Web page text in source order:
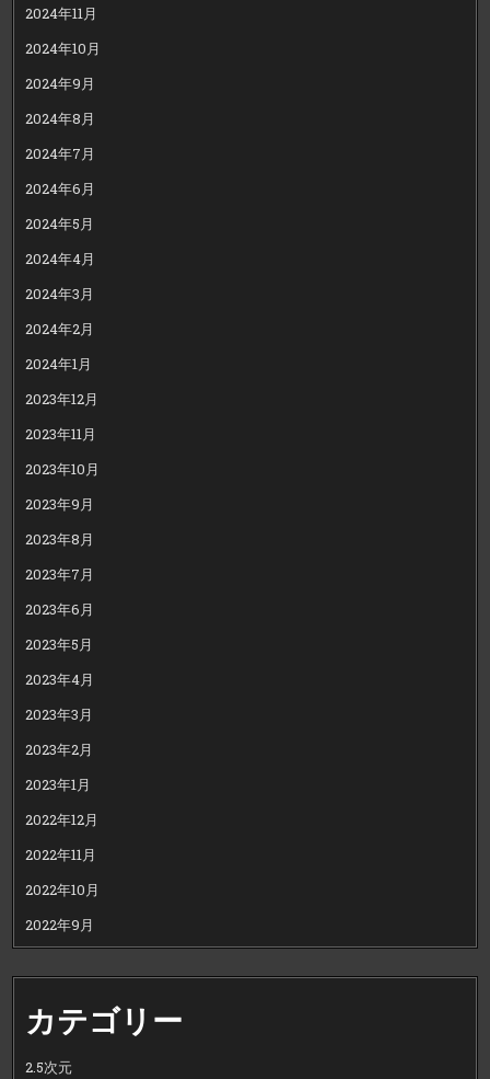
2024年11月
2024年10月
2024年9月
2024年8月
2024年7月
2024年6月
2024年5月
2024年4月
2024年3月
2024年2月
2024年1月
2023年12月
2023年11月
2023年10月
2023年9月
2023年8月
2023年7月
2023年6月
2023年5月
2023年4月
2023年3月
2023年2月
2023年1月
2022年12月
2022年11月
2022年10月
2022年9月
カテゴリー
2.5次元